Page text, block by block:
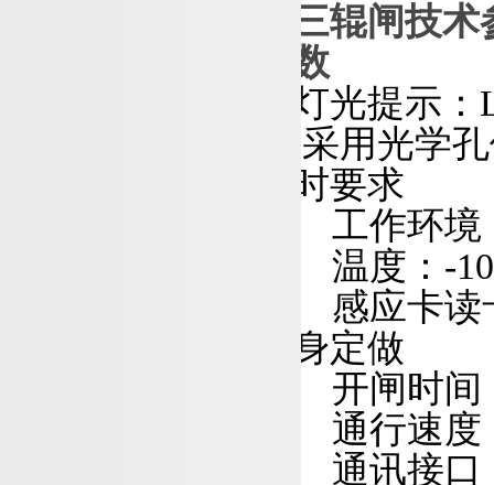
三辊闸技术
数
灯光提示：
采用光学
时要求
工作环境
温度 ： -10
感应卡读
身定做
开闸时间
通行速度
通讯接口